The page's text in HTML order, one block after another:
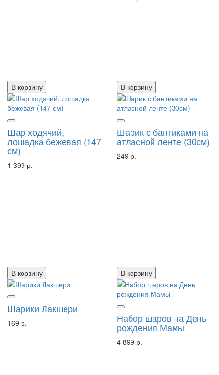
В корзину В корзину
Шар ходячий,
лошадка бежевая (147
см)
1 399 р.
В корзину
Шарик с бантиками на
атласной ленте (30см)
249 р.
В корзину
Шарики Лакшери
169 р. Набор шаров на День
рождения Мамы
4 899 р.